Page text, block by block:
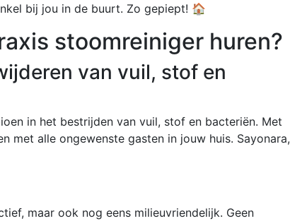
bij jou in de buurt. Zo gepiept! 🏠
stoomreiniger huren?
van vuil, stof en
in het bestrijden van vuil, stof en bacteriën. Met
met alle ongewenste gasten in jouw huis. Sayonara,
maar ook nog eens milieuvriendelijk. Geen